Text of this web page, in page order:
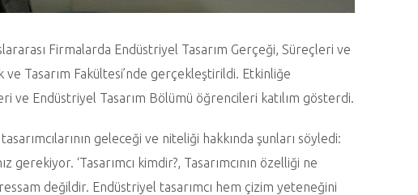
Firmalarda Endüstriyel Tasarım Gerçeği, Süreçleri ve
ve Tasarım Fakültesi’nde gerçekleştirildi. Etkinliğe
ve Endüstriyel Tasarım Bölümü öğrencileri katılım gösterdi.
geleceği ve niteliği hakkında şunları söyledi:
‘Tasarımcı kimdir?, Tasarımcının özelliği ne
değildir. Endüstriyel tasarımcı hem çizim yeteneğini